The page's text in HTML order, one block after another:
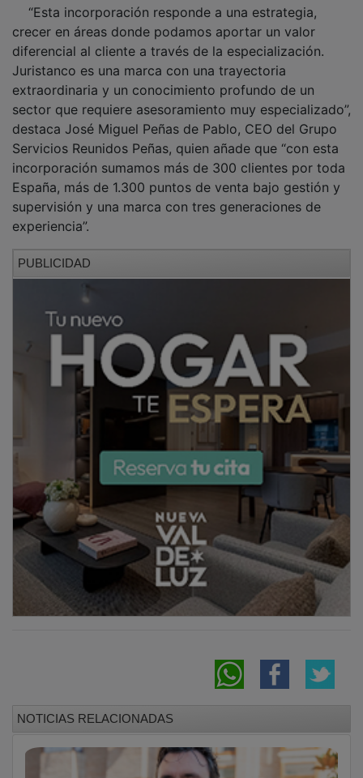
crecer en áreas donde podamos aportar un valor
diferencial al cliente a través de la especialización.
Juristanco es una marca con una trayectoria
extraordinaria y un conocimiento profundo de un
sector que requiere asesoramiento muy especializado”,
destaca José Miguel Peñas de Pablo, CEO del Grupo
Servicios Reunidos Peñas, quien añade que “con esta
incorporación sumamos más de 300 clientes por toda
España, más de 1.300 puntos de venta bajo gestión y
supervisión y una marca con tres generaciones de
experiencia”.
NOTICIAS RELACIONADAS
África y la pelotita